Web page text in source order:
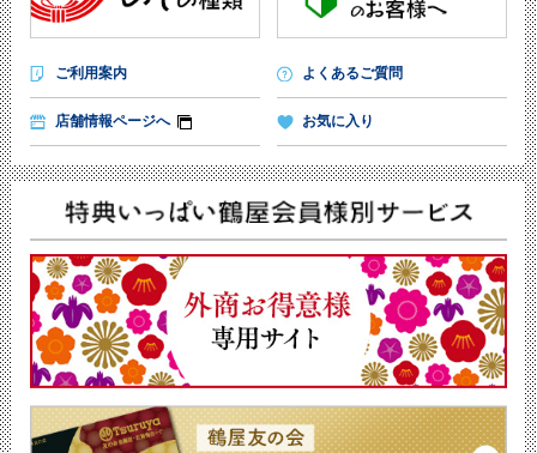
ご利用案内 よくあるご質問
店舗情報ページへ お気に入り